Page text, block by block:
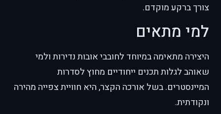
צורך ברקע מוקדם.
למי מתאים
היצירה מתאימה במיוחד לחובבי אובות נדירות ולמי
שאוהב לגלות תכנים ייחודיים מחוץ לסדרות
המיינסטרים. בשל אורכה הקצר, היא חוויית צפייה מהירה
ונקודתית.